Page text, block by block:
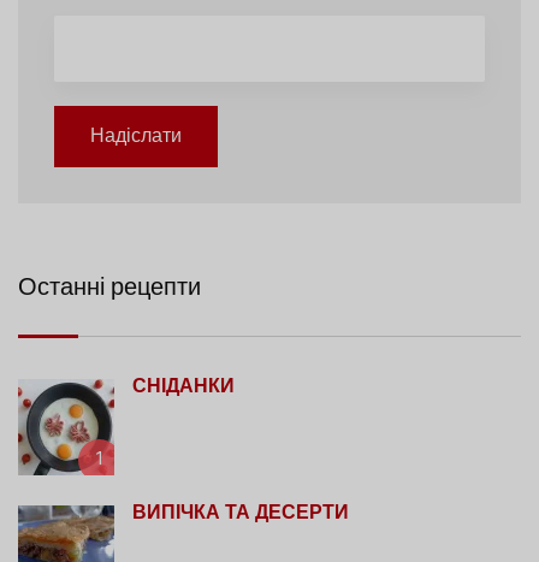
Надіслати
Останні рецепти
1
СНІДАНКИ
ВИПІЧКА ТА ДЕСЕРТИ